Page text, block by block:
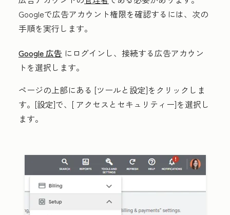
Googleで広告アカウント権限を確認するには、次の
手順を実行します。
Google 広告 にログインし、接続する広告アカウン
トを選択します。
ページの上部にある [ツールと設定]をクリックしま
す。 [設定]で、[ アクセスとセキュリティー]を選択し
ます。